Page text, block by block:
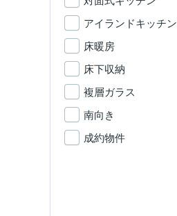
アイランドキッチン
床暖房
床下収納
複層ガラス
南向き
成約物件